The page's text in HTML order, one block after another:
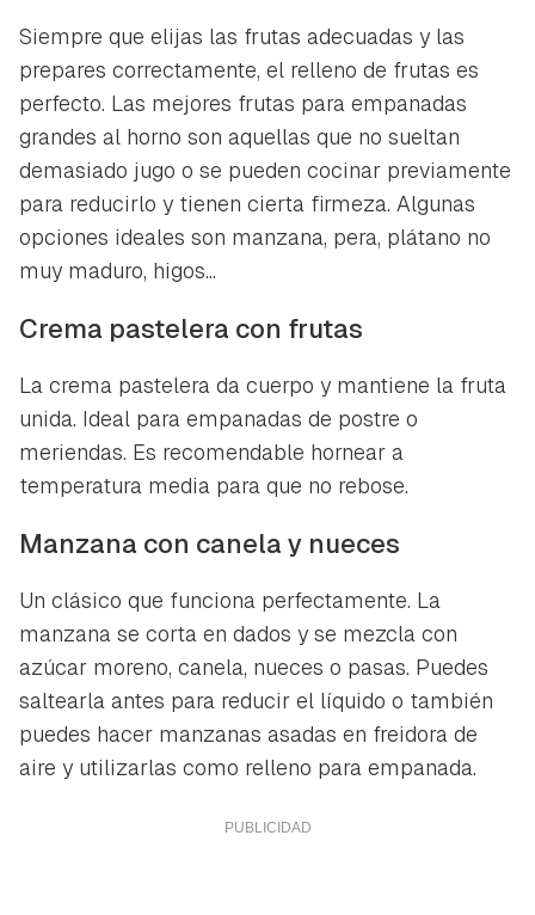
Siempre que elijas las frutas adecuadas y las
prepares correctamente, el relleno de frutas es
perfecto. Las mejores frutas para empanadas
grandes al horno son aquellas que no sueltan
demasiado jugo o se pueden cocinar previamente
para reducirlo y tienen cierta firmeza. Algunas
opciones ideales son manzana, pera, plátano no
muy maduro, higos...
Crema pastelera con frutas
La crema pastelera da cuerpo y mantiene la fruta
unida. Ideal para empanadas de postre o
meriendas. Es recomendable hornear a
temperatura media para que no rebose.
Manzana con canela y nueces
Un clásico que funciona perfectamente. La
manzana se corta en dados y se mezcla con
azúcar moreno, canela, nueces o pasas. Puedes
saltearla antes para reducir el líquido o también
puedes hacer manzanas asadas en freidora de
aire y utilizarlas como relleno para empanada.